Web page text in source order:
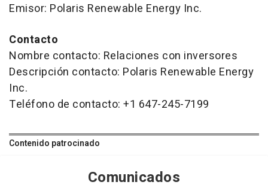
Emisor: Polaris Renewable Energy Inc.
Contacto
Nombre contacto: Relaciones con inversores
Descripción contacto: Polaris Renewable Energy
Inc.
Teléfono de contacto: +1 647-245-7199
Contenido patrocinado
Comunicados